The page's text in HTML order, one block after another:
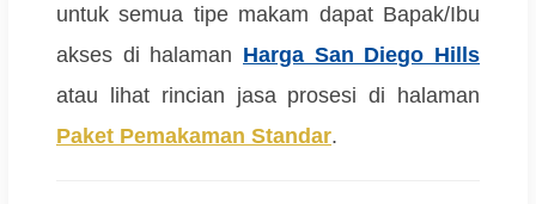
untuk semua tipe makam dapat Bapak/Ibu
akses di halaman Harga San Diego Hills
atau lihat rincian jasa prosesi di halaman
Paket Pemakaman Standar.